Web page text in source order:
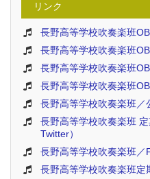
リンク
長野高等学校吹奏楽班
長野高等学校吹奏楽班
長野高等学校吹奏楽班
長野高等学校吹奏楽班
長野高等学校吹奏楽班／
長野高等学校吹奏楽班
Twitter）
長野高等学校吹奏楽班／
長野高等学校吹奏楽班